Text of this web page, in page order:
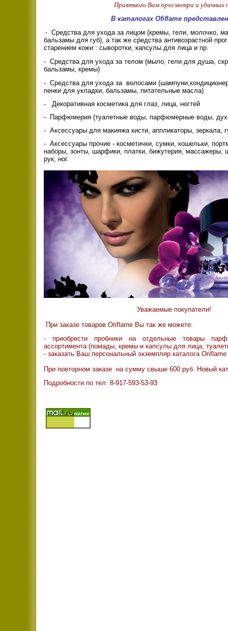
Приятного Вам просмотра и удачных
В каталогах Ofiflame
- Средства для ухода за лицом (кремы, гели, молочко,
бальзамы для губ), а так же средства антивозрастной
старением кожи : сыворотки, капсулы для лица и пр.
- Средства для ухода за телом (мыло, гели для душа,
бальзамы, кремы)
- Средства для ухода за волосами
пенки для укладки, бальзамы, питательные масла)
- Декоративная косметика для глаз, лица, ногтей
- Парфюмерия (туалетные воды, парфюмерные воды,
- Аксессуары для макияжа кисти, аппликаторы, зеркала,
- Аксессуары прочие - косметички, сумки, кошельки,
наборы, зонты, шарфики, платки, бижутерия, массажеры,
рук, ног.
Уважаемые покупатели!
При заказе товаров Oriflame Вы так же можете:
- приобрести пробники на отдельные товары
ассортимента (помады, кремы и капсулы для лица,
- заказать Ваш персональный экземпляр каталога
При повторном заказе на сумму свыше 600 руб. Новый
Подробности по тел. 8-917-593-53-93